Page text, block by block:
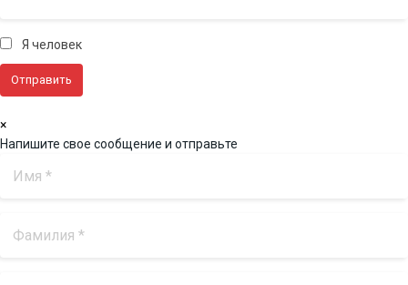
Я человек
×
Напишите свое сообщение и отправьте